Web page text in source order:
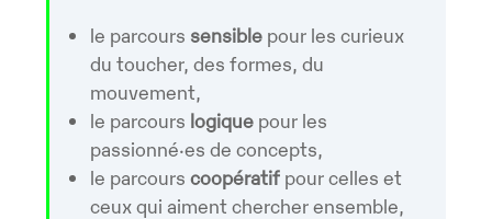
le parcours sensible pour les curieux
du toucher, des formes, du
mouvement,
le parcours logique pour les
passionné·es de concepts,
le parcourscoopératif pour celles et
ceux qui aiment chercher ensemble,